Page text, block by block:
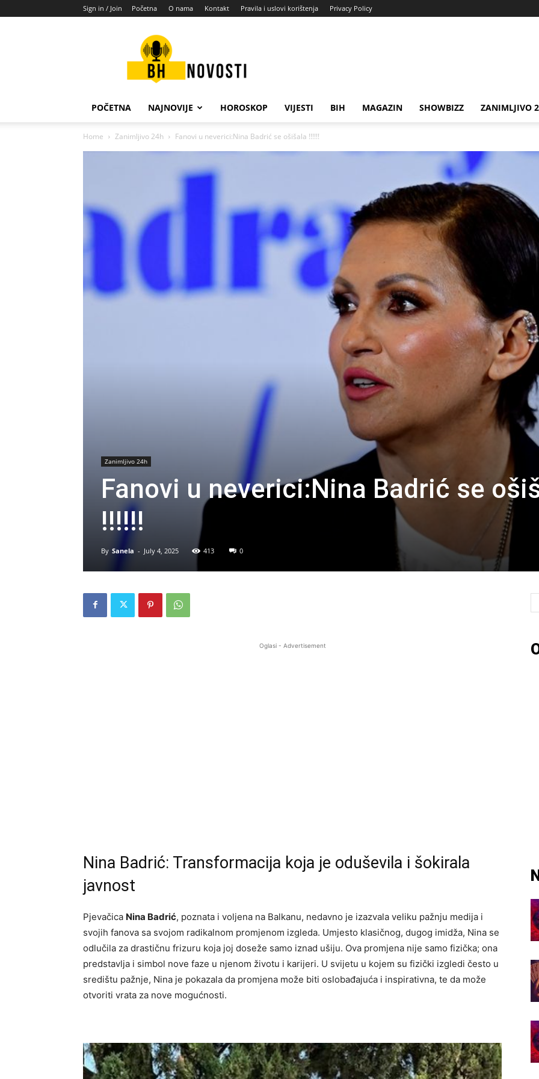
Sign in / Join Početna O nama Kontakt Pravila i uslovi korištenja Privacy Policy
POČETNA NAJNOVIJE HOROSKOP VIJESTI BIH MAGAZIN SHOWBIZZ ZANIMLJIVO
Home Zanimljivo 24h Fanovi u neverici:Nina Badrić se ošišala !!!!!!
Zanimljivo 24h
Fanovi u neverici:Nina Badrić se
!!!!!!
By Sanela - July 4, 2025 413 0
Oglasi - Advertisement
Nina Badrić: Transformacija koja je oduševila i šokirala
javnost
Pjevačica Nina Badrić, poznata i voljena na Balkanu, nedavno je izazvala veliku pažnju medija i
svojih fanova sa svojom radikalnom promjenom izgleda. Umjesto klasičnog, dugog imidža, Nina se
odlučila za drastičnu frizuru koja joj doseže samo iznad ušiju. Ova promjena nije samo fizička; ona
predstavlja i simbol nove faze u njenom životu i karijeri. U svijetu u kojem su fizički izgledi često u
središtu pažnje, Nina je pokazala da promjena može biti oslobađajuća i inspirativna, te da može
otvoriti vrata za nove mogućnosti.